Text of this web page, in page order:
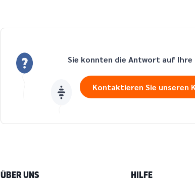
Sie konnten die Antwort auf Ihre
Kontaktieren Sie unseren
ÜBER UNS HILFE